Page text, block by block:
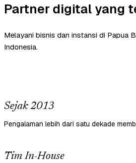
Partner digital yang
Melayani bisnis dan instansi di Papua
Indonesia.
Sejak 2013
Pengalaman lebih dari satu dekade
Tim In-House